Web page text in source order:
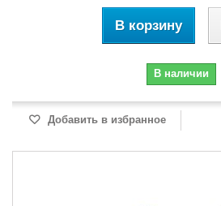
В корзину
В наличии
Добавить в избранное